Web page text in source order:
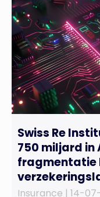
Swiss Re
750 miljard in
fragmentatie
Insurance | 14-